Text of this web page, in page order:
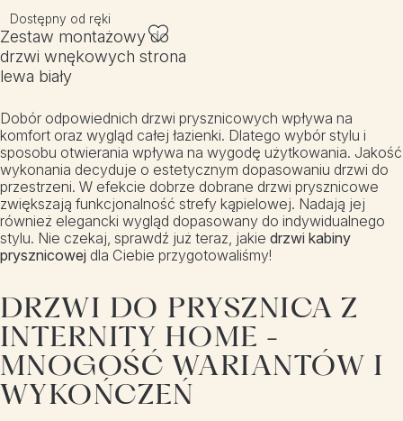
Dostępny od ręki
Zestaw montażowy do
drzwi wnękowych strona
lewa biały
Dobór odpowiednich drzwi prysznicowych wpływa na
komfort oraz wygląd całej łazienki. Dlatego wybór stylu i
sposobu otwierania wpływa na wygodę użytkowania. Jakość
wykonania decyduje o estetycznym dopasowaniu drzwi do
przestrzeni. W efekcie dobrze dobrane drzwi prysznicowe
zwiększają funkcjonalność strefy kąpielowej. Nadają jej
również elegancki wygląd dopasowany do indywidualnego
stylu. Nie czekaj, sprawdź już teraz, jakie drzwi kabiny
prysznicowej dla Ciebie przygotowaliśmy!
DRZWI DO PRYSZNICA Z
INTERNITY HOME -
MNOGOŚĆ WARIANTÓW I
WYKOŃCZEŃ